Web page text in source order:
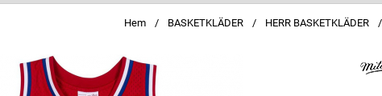
Hem BASKETKLÄDER HERR BASKETKLÄDER